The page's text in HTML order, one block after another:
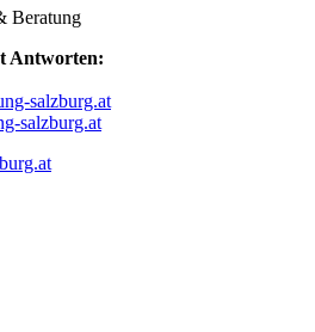
Beratung
Antworten:
salzburg.at
salzburg.at